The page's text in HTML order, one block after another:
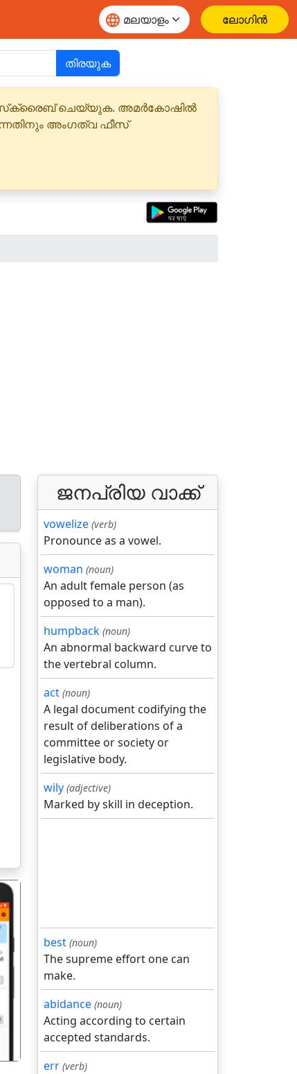
ലോഗിൻ
തിരയുക
ചെയ്യുക. അമർകോഷിൽ
അംഗത്വ ഫീസ്
ജനപ്രിയ വാക്ക്
vowelize (verb)
Pronounce as a vowel.
woman (noun)
An adult female person (as
opposed to a man).
humpback (noun)
An abnormal backward curve to
the vertebral column.
act (noun)
A legal document codifying the
result of deliberations of a
committee or society or
legislative body.
wily (adjective)
Marked by skill in deception.
best (noun)
The supreme effort one can
make.
abidance (noun)
Acting according to certain
accepted standards.
err (verb)